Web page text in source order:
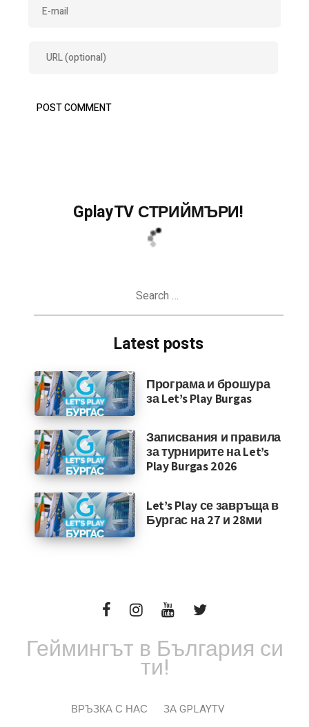
GplayTV СТРИЙМЪРИ!
Latest posts
Програма и брошура
за Let’s Play Burgas
Записвания и правила
за турнирите на Let’s
Play Burgas 2026
Let’s Play се завръща в
Бургас на 27 и 28ми
Геймингът в България си
ти!
ВРЪЗКА С НАС ЗА GPLAYTV